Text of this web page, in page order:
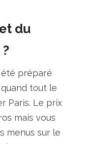
du
été préparé
tout le
Paris. Le prix
mais vous
menus sur le